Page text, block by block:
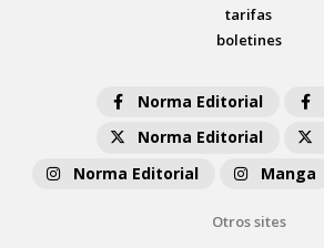
tarifas
boletines
Norma Editorial
Norma Editorial
Norma Editorial
Manga
Otros sites